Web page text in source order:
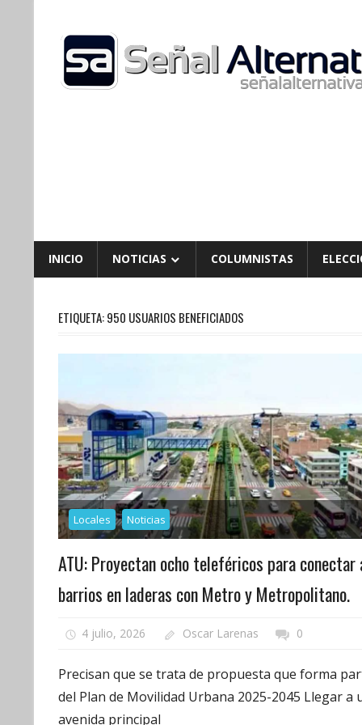
content
INICIO NOTICIAS COLUMNISTAS
ETIQUETA:950 USUARIOS BENEFICIADOS
Locales Noticias
ATU: Proyectan ocho teleféricos para conectar
barrios en laderas con Metro y Metropolitano.
4 julio, 2026 Oscar Larenas 0
Precisan que se trata de propuesta que forma
del Plan de Movilidad Urbana 2025-2045 Llegar a
avenida principal